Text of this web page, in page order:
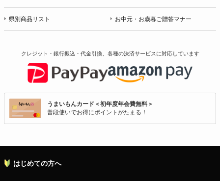
県別商品リスト お中元・お歳暮ご贈答マナー
クレジット・銀行振込・代金引換、各種の決済サービスに対応しています
うまいもんカード＜初年度年会費無料＞
普段使いでお得にポイントがたまる！
はじめての方へ